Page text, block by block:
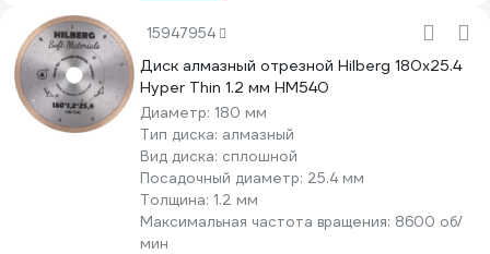
15947954
Диск алмазный отрезной Hilberg 180x25.4
Hyper Thin 1.2 мм HM540
Диаметр: 180 мм
Тип диска: алмазный
Вид диска: сплошной
Посадочный диаметр: 25.4 мм
Толщина: 1.2 мм
Максимальная частота вращения: 8600 об/
мин